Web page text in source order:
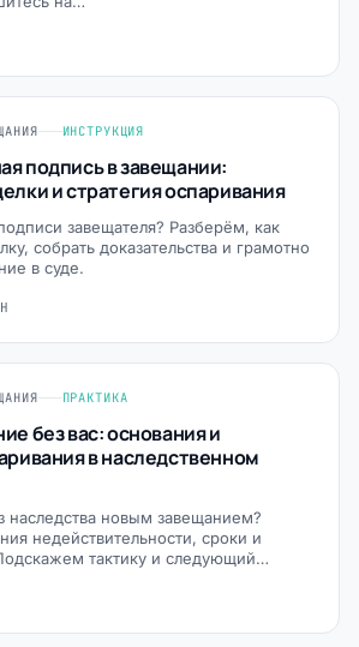
ИНСТРУКЦИЯ
подпись в завещании:
и стратегия оспаривания
завещателя? Разберём, как
собрать доказательства и грамотно
в суде.
ПРАКТИКА
без вас: основания и
в наследственном
наследства новым завещанием?
недействительности, сроки и
тактику и следующий…